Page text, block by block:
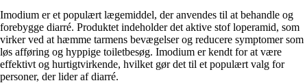
Imodium er et populært lægemiddel, der anvendes til at behandle og
forebygge diarré. Produktet indeholder det aktive stof loperamid, som
virker ved at hæmme tarmens bevægelser og reducere symptomer som
løs afføring og hyppige toiletbesøg. Imodium er kendt for at være
effektivt og hurtigtvirkende, hvilket gør det til et populært valg for
personer, der lider af diarré.